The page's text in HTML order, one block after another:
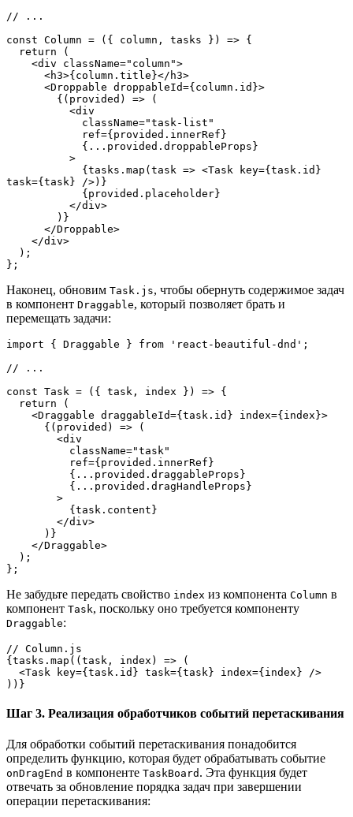
// ...
const Column = ({ column, tasks }) => {
  return (
    <div className="column">
      <h3>{column.title}</h3>
      <Droppable droppableId={column.id}>
        {(provided) => (
          <div
            className="task-list"
            ref={provided.innerRef}
            {...provided.droppableProps}
          >
task={task} />)}
            {provided.placeholder}
          </div>
        )}
      </Droppable>
    </div>
  );
};
Наконец, обновим Task.js, чтобы обернуть содержимое задач
в компонент Draggable, который позволяет брать и
перемещать задачи:
import { Draggable } from 'react-beautiful-dnd';
// ...
const Task = ({ task, index }) => {
  return (
    <Draggable draggableId={task.id} index={index}>
      {(provided) => (
        <div
          className="task"
          ref={provided.innerRef}
          {...provided.draggableProps}
          {...provided.dragHandleProps}
        >
          {task.content}
        </div>
      )}
    </Draggable>
  );
};
Не забудьте передать свойство index из компонента Column в
компонент Task, поскольку оно требуется компоненту
Draggable:
// Column.js
{tasks.map((task, index) => (
  <Task key={task.id} task={task} index={index} />
))}
Шаг 3. Реализация обработчиков событий перетаскивания
Для обработки событий перетаскивания понадобится
определить функцию, которая будет обрабатывать событие
onDragEnd в компоненте TaskBoard . Эта функция будет
отвечать за обновление порядка задач при завершении
операции перетаскивания: